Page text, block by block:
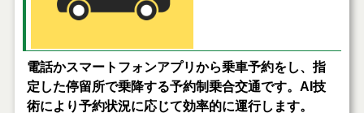
電話かスマートフォンアプリから乗車予約をし、指
定した停留所で乗降する予約制乗合交通です。AI技
術により予約状況に応じて効率的に運行します。